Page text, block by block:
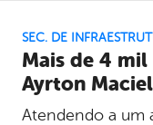
SEC. DE
Mais de 4
Ayrton
Atendendo a um